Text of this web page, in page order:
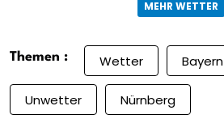
MEHR WETTER
Themen : Wetter Bayern
Unwetter Nürnberg